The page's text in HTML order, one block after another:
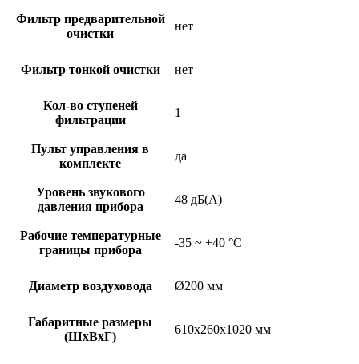
Фильтр предварительной
очистки
нет
Фильтр тонкой очистки нет
Кол-во ступеней
фильтрации
1
Пульт управления в
комплекте
да
Уровень звукового
давления прибора
48 дБ(А)
Рабочие температурные
границы прибора
-35 ~ +40 °C
Диаметр воздуховода Ø200 мм
Габаритные размеры
(ШxВxГ)
610x260x1020 мм